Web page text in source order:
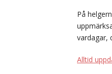
På
vardagar,
Alltid